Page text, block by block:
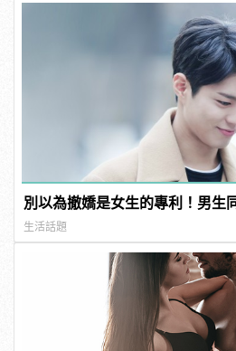
別以為撤嬌是女生的專利！男生
生活話題